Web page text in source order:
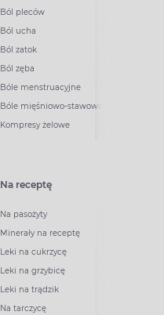
Ból pleców
Ból ucha
Ból zatok
Ból zęba
Bóle menstruacyjne
Bóle mięśniowo-stawowe
Kompresy żelowe
Na receptę
Na pasożyty
Minerały na receptę
Leki na cukrzycę
Leki na grzybicę
Leki na trądzik
Na tarczycę